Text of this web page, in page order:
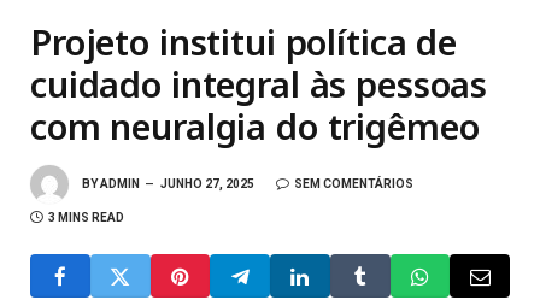
Projeto institui política de
cuidado integral às pessoas
com neuralgia do trigêmeo
BYADMIN JUNHO 27, 2025 SEM COMENTÁRIOS
3 MINS READ